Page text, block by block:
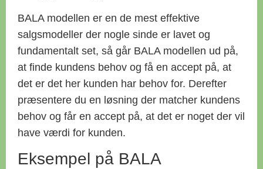
BALA modellen er en de mest effektive
salgsmodeller der nogle sinde er lavet og
fundamentalt set, så går BALA modellen ud på,
at finde kundens behov og få en accept på, at
det er det her kunden har behov for. Derefter
præsentere du en løsning der matcher kundens
behov og får en accept på, at det er noget der vil
have værdi for kunden.
Eksempel på BALA